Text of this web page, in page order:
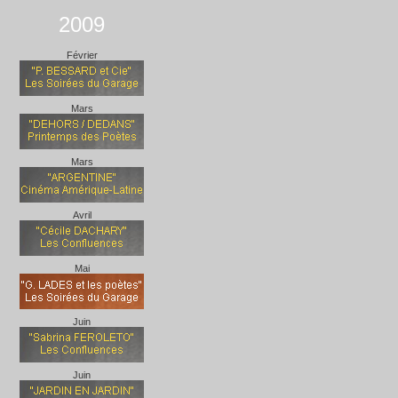
2009
Février
Mars
Mars
Avril
Mai
Juin
Juin